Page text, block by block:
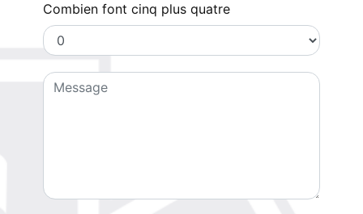
Combien font cinq plus quatre